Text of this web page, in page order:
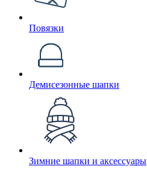
Повязки
Демисезонные шапки
Зимние шапки и аксессуары